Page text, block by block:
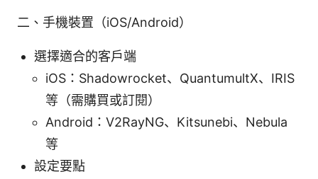
二、手機裝置（iOS/Android）
選擇適合的客戶端
iOS：Shadowrocket、QuantumultX、IRIS
等（需購買或訂閱）
Android：V2RayNG、Kitsunebi、Nebula
等
設定要點